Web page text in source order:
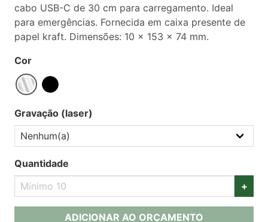
cabo USB-C de 30 cm para carregamento. Ideal
para emergências. Fornecida em caixa presente de
papel kraft. Dimensões: 10 x 153 x 74 mm.
Cor
Gravação (laser)
Quantidade
+
ADICIONAR AO ORÇAMENTO